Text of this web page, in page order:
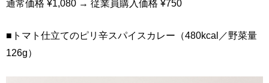
通常価格 ¥1,080 → 従業員購入価格 ¥750
■トマト仕立てのピリ辛スパイスカレー（480kcal／野菜量
126g）